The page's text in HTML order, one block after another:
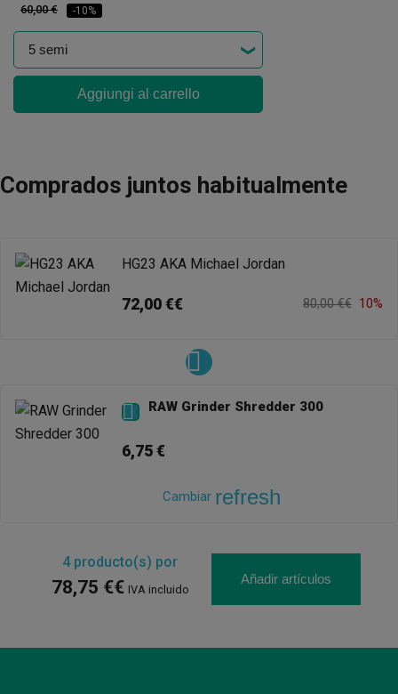
60,00 € -10%
Aggiungi al carrello
Comprados juntos habitualmente
HG23 AKA Michael Jordan
72,00 €€ 80,00 €€ 10%
 RAW Grinder Shredder 300
6,75 €
Cambiar refresh
4producto(s) por
78,75 €€ IVA incluido
Añadir artículos